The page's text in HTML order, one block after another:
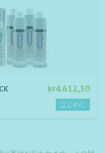
kr4.612,50
寄付が行われます。この財